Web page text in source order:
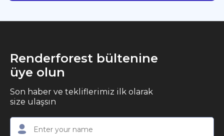
Renderforest bültenine
üye olun
Son haber ve tekliflerimiz ilk olarak
size ulaşsın